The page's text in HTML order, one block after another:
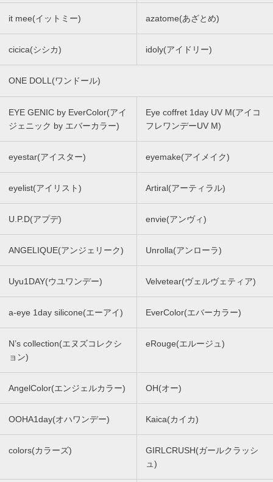
it mee(イットミー) azatome(あざとめ)
cicica(シシカ) idoly(アイドリー)
ONE DOLL(ワンドール)
EYE GENIC by EverColor(アイ
ジェニック by エバーカラー)
Eye coffret 1day UV M(アイコ
フレワンデーUV M)
eyestar(アイスター) eyemake(アイメイク)
eyelist(アイリスト) Artiral(アーティラル)
U.P.D(アプデ) envie(アンヴィ)
ANGELIQUE(アンジェリーク) Unrolla(アンローラ)
Uyu1DAY(ウユワンデー) Velvetear(ヴェルヴェティア)
a-eye 1day silicone(エーアイ) EverColor(エバーカラー)
N’s collection(エヌズコレクシ
ョン)
eRouge(エルージュ)
AngelColor(エンジェルカラー) OH(オー)
OOHA1day(オハワンデー) Kaica(カイカ)
colors(カラーズ)
GIRLCRUSH(ガールクラッシ
ュ)